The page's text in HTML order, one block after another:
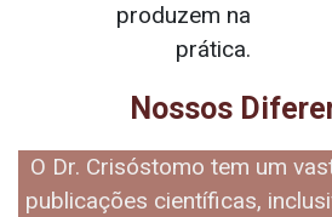
produzem na
prática.
Nossos
O Dr. Crisóstomo tem um
publicações científicas,